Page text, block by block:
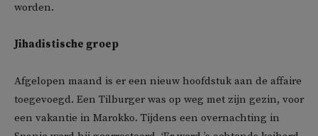
worden.
Jihadistische groep
Afgelopen maand is er een nieuw hoofdstuk aan de affaire
toegevoegd. Een Tilburger was op weg met zijn gezin, voor
een vakantie in Marokko. Tijdens een overnachting in